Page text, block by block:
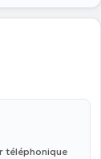
téléphonique